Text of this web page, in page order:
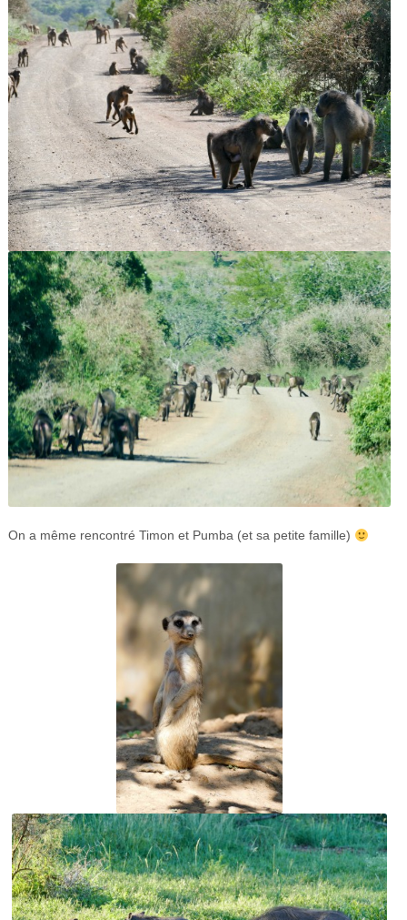
On a même rencontré Timon et Pumba (et sa petite famille)